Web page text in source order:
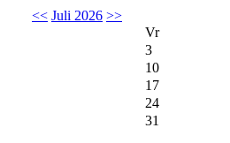
<< Juli 2026 >>
Vr
3
10
17
24
31